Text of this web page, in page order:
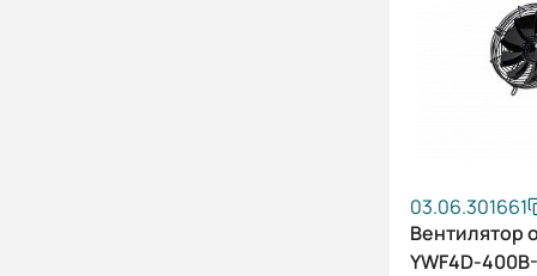
03.06.301661
Вентилятор
YWF4D-